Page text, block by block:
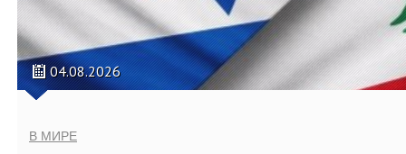
04.08.2026
В МИРЕ